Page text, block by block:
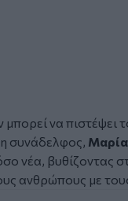
μπορεί να πιστέψει
συνάδελφος,
νέα, βυθίζοντας
ανθρώπους με